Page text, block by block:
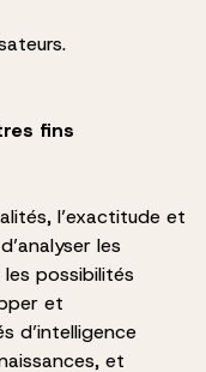
fins
l’exactitude et
les
possibilités
et
d’intelligence
et